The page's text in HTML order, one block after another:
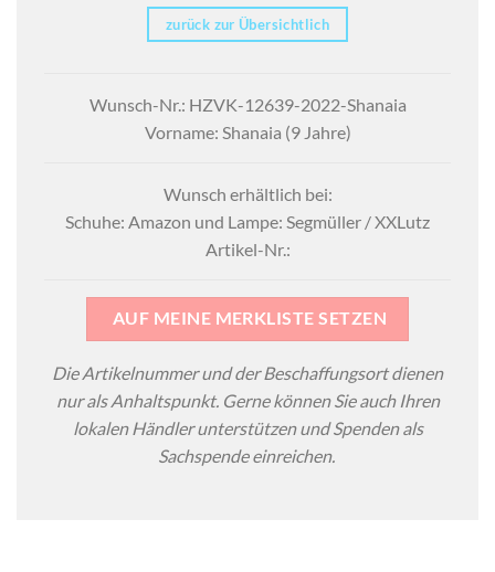
zurück zur Übersichtlich
Wunsch-Nr.: HZVK-12639-2022-Shanaia
Vorname: Shanaia (9 Jahre)
Wunsch erhältlich bei:
Schuhe: Amazon und Lampe: Segmüller / XXLutz
Artikel-Nr.:
AUF MEINE MERKLISTE SETZEN
Die Artikelnummer und der Beschaffungsort dienen
nur als Anhaltspunkt. Gerne können Sie auch Ihren
lokalen Händler unterstützen und Spenden als
Sachspende einreichen.